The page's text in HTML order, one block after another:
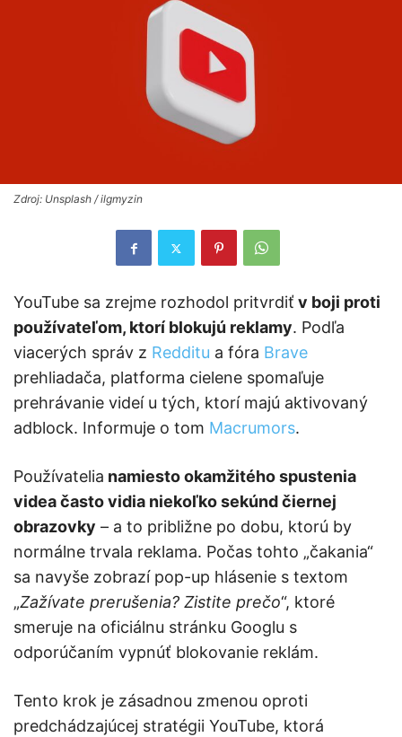
Zdroj: Unsplash / ilgmyzin
YouTube sa zrejme rozhodol pritvrdiť v boji proti
používateľom, ktorí blokujú reklamy. Podľa
viacerých správ z Redditu a fóra Brave
prehliadača, platforma cielene spomaľuje
prehrávanie videí u tých, ktorí majú aktivovaný
adblock. Informuje o tom Macrumors.
Používatelia namiesto okamžitého spustenia
videa často vidia niekoľko sekúnd čiernej
obrazovky – a to približne po dobu, ktorú by
normálne trvala reklama. Počas tohto „čakania“
sa navyše zobrazí pop-up hlásenie s textom
„Zažívate prerušenia? Zistite prečo“, ktoré
smeruje na oficiálnu stránku Googlu s
odporúčaním vypnúť blokovanie reklám.
Tento krok je zásadnou zmenou oproti
predchádzajúcej stratégii YouTube, ktorá